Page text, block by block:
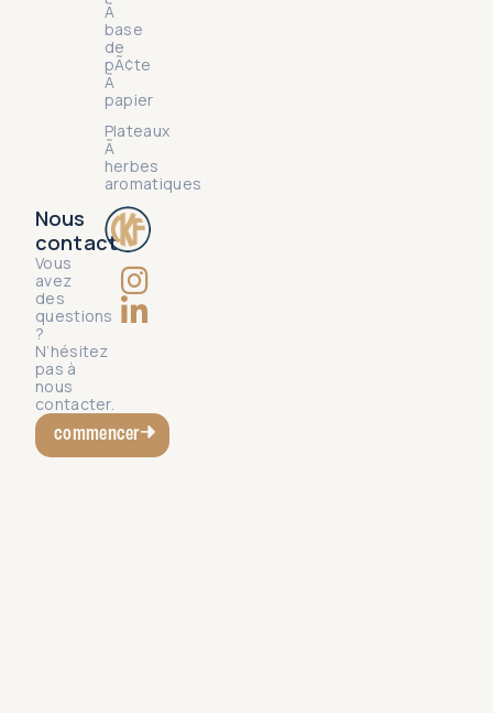
Ã
base
de
pÃ¢te
Ã
papier
Plateaux
Ã
herbes
aromatiques
Nous
contact
Vous
avez
des
questions
?
N’hésitez
pas à
nous
contacter.
commencer